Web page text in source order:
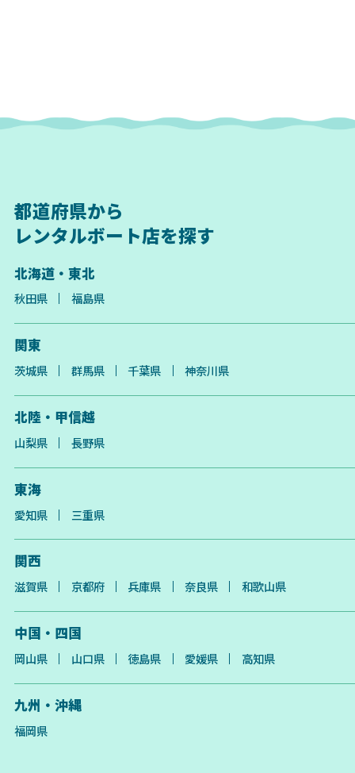
都道府県から
レンタルボート店を探す
北海道・東北
秋田県 福島県
関東
茨城県 群馬県 千葉県 神奈川県
北陸・甲信越
山梨県 長野県
東海
愛知県 三重県
関西
滋賀県 京都府 兵庫県 奈良県 和歌山県
中国・四国
岡山県 山口県 徳島県 愛媛県 高知県
九州・沖縄
福岡県